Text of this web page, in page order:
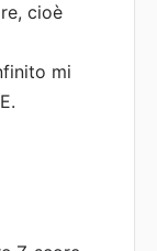
cioè
mi